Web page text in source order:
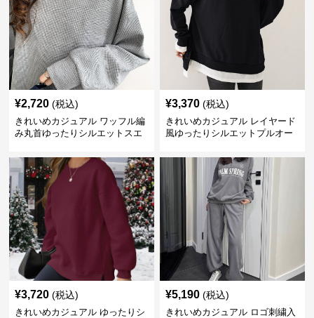
¥2,720 (税込)
きれいめカジュアル ワッフル編
み丸首ゆったりシルエットスエ
¥3,370 (税込)
きれいめカジュアル レイヤード
風ゆったりシルエットプルオー
¥3,720 (税込)
きれいめカジュアル ゆったりシ
¥5,190 (税込)
きれいめカジュアル ロゴ刺繍入